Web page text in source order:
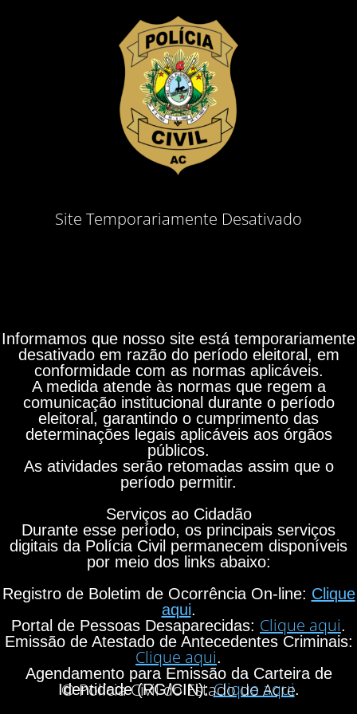
Site Temporariamente Desativado
Informamos que nosso site está temporariamente
desativado em razão do período eleitoral, em
conformidade com as normas aplicáveis.
A medida atende às normas que regem a
comunicação institucional durante o período
eleitoral, garantindo o cumprimento das
determinações legais aplicáveis aos órgãos
públicos.
As atividades serão retomadas assim que o
período permitir.
Serviços ao Cidadão
Durante esse período, os principais serviços
digitais da Polícia Civil permanecem disponíveis
por meio dos links abaixo:
Registro de Boletim de Ocorrência On-line: Clique
aqui.
Portal de Pessoas Desaparecidas: Clique aqui.
Emissão de Atestado de Antecedentes Criminais:
Clique aqui.
Agendamento para Emissão da Carteira de
Identidade (RG/CIN):Clique aqui.
© Polícia Civil do Estado do Acre